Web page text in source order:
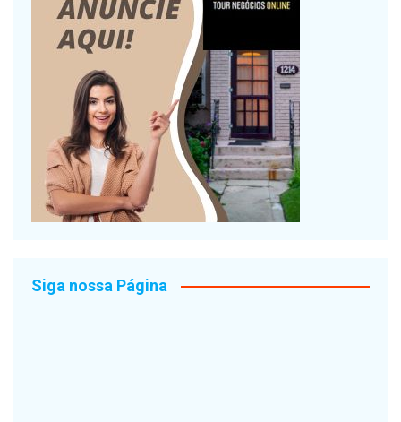
Siga nossa Página